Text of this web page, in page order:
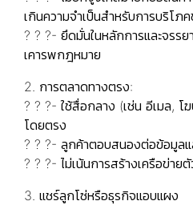
เกินความจำเป็นสำหรับการบริโภ
? ? ?- ยึดมั่นในหลักการและจรร
เคารพกฎหมาย
2. การตลาดทางตรง:
? ? ?- ใช้สื่อกลาง (เช่น อีเมล,
โดยตรง
? ? ?- ลูกค้าตอบสนองต่อข้อมูลแ
? ? ?- ไม่เน้นการสร้างเครือข่าย
3. แชร์ลูกโซ่หรือธุรกิจแอบแผง